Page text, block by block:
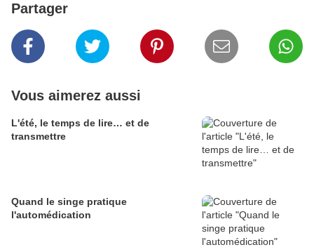
Partager
Vous aimerez aussi
L'été, le temps de lire… et de
transmettre
Quand le singe pratique
l'automédication